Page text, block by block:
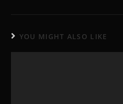
YOU MIGHT ALSO LIKE